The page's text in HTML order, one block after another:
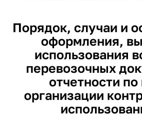
Порядок, случаи и
оформления,
использования
перевозочных
отчетности
организации